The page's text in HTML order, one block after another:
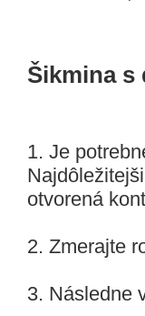
Šikmina s
1. Je
otvorená
2. Zmerajte
3. Následne